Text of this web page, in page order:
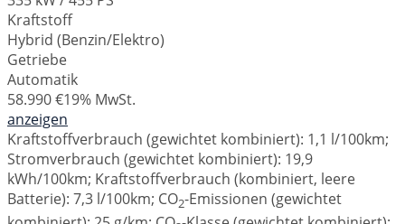
Kraftstoff
Hybrid (Benzin/Elektro)
Getriebe
Automatik
58.990 €19% MwSt.
anzeigen
Kraftstoffverbrauch (gewichtet kombiniert): 1,1 l/100km;
Stromverbrauch (gewichtet kombiniert): 19,9
kWh/100km; Kraftstoffverbrauch (kombiniert, leere
Batterie): 7,3 l/100km; CO2-Emissionen (gewichtet